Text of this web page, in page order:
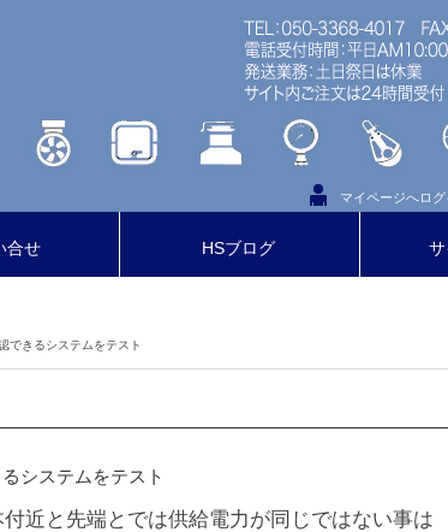
マイページへログ
合せ HSブログ
できるシステムをテスト
システムをテスト
近と先端とでは供給電力が同じではない事は